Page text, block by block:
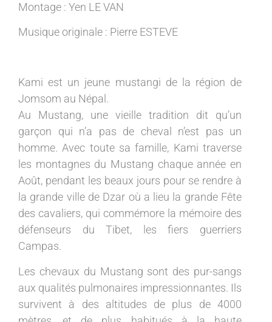
Montage : Yen LE VAN
Musique originale : Pierre ESTEVE
Kami est un jeune mustangi de la région de
Jomsom au Népal.
Au Mustang, une vieille tradition dit qu’un
garçon qui n’a pas de cheval n’est pas un
homme. Avec toute sa famille, Kami traverse
les montagnes du Mustang chaque année en
Août, pendant les beaux jours pour se rendre à
la grande ville de Dzar où a lieu la grande Fête
des cavaliers, qui commémore la mémoire des
défenseurs du Tibet, les fiers guerriers
Campas.
Les chevaux du Mustang sont des pur-sangs
aux qualités pulmonaires impressionnantes. Ils
survivent à des altitudes de plus de 4000